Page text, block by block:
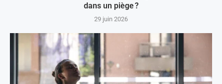
dans un piège ?
29 juin 2026